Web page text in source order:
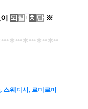
이 퇴 실+차단 ※
•••∗•••∗•••∗••∗••
스웨디시, 로미로미